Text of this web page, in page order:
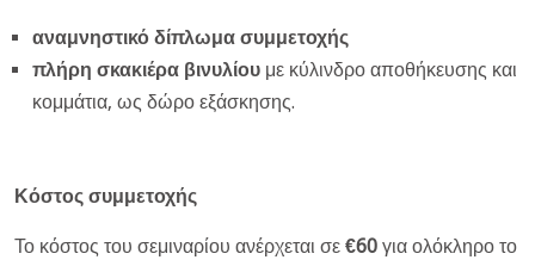
αναμνηστικό δίπλωμα συμμετοχής
πλήρη σκακιέρα βινυλίουμε κύλινδρο αποθήκευσης και
κομμάτια, ως δώρο εξάσκησης.
Κόστος συμμετοχής
Το κόστος του σεμιναρίου ανέρχεται σε €60για ολόκληρο το